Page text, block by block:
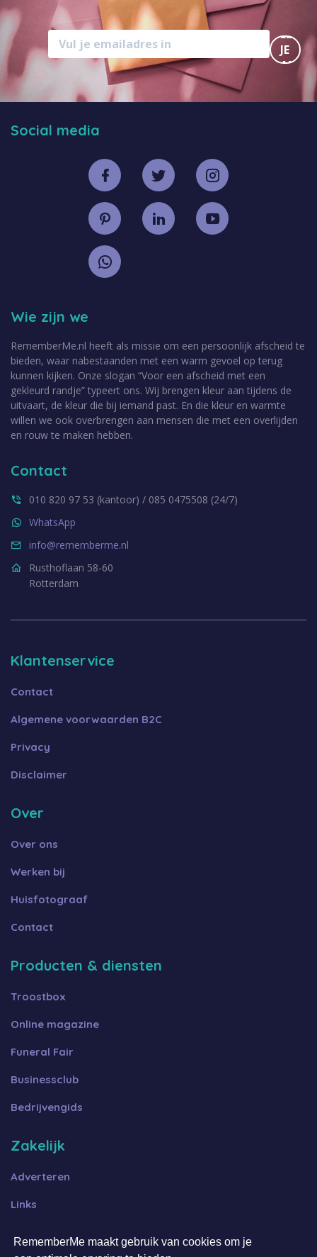
RememberMe maakt gebruik van cookies om je
MELD
JE
AAN
Contact
010 820 97 53 (kantoor) / 085 0475508 (24/7)
WhatsApp
info@rememberme.nl
Rusthoflaan 58-60
Rotterdam
Wie zijn we
RememberMe.nl heeft als missie om een persoonlijk afscheid te
bieden, waar nabestaanden met een warm gevoel op terug
kunnen kijken. Onze slogan “Voor een afscheid met een
gekleurd randje” typeert ons. Wij brengen kleur aan tijdens de
uitvaart, de kleur die bij iemand past. En die kleur en warmte
willen we ook overbrengen aan mensen die met een overlijden
en rouw te maken hebben.
Social media
Klantenservice
Contact
Algemene voorwaarden B2C
Privacy
Disclaimer
Over
Over ons
Werken bij
Huisfotograaf
Contact
Producten & diensten
Troostbox
Online magazine
Funeral Fair
Businessclub
Bedrijvengids
Zakelijk
Adverteren
Links